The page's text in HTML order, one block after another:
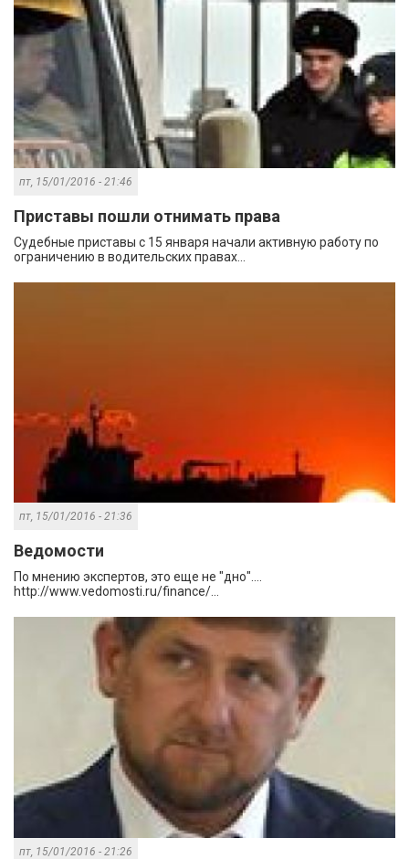
пт, 15/01/2016 - 21:46
Приставы пошли отнимать права
Судебные приставы с 15 января начали активную работу по
ограничению в водительских правах...
пт, 15/01/2016 - 21:36
Ведомости
По мнению экспертов, это еще не "дно"....
http://www.vedomosti.ru/finance/...
пт, 15/01/2016 - 21:26